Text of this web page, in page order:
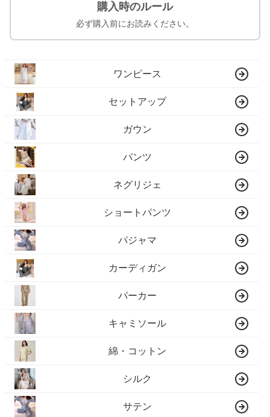
購入時のルール
必ず購入前にお読みください。
ワンピース
セットアップ
ガウン
パンツ
ネグリジェ
ショートパンツ
パジャマ
カーディガン
パーカー
キャミソール
綿・コットン
シルク
サテン